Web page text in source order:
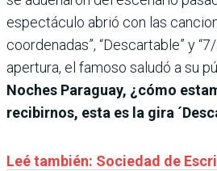
espectáculo abrió con las
coordenadas”, “Descartable” y
apertura, el famoso saludó a su
Noches Paraguay, ¿cómo
recibirnos, esta es la gira
Leé también: Sociedad de